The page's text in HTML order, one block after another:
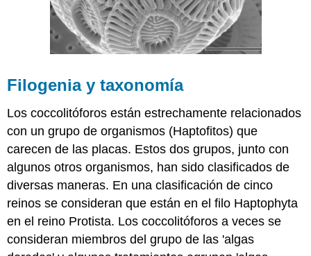
Filogenia y taxonomía
Los coccolitóforos están estrechamente relacionados
con un grupo de organismos (Haptofitos) que
carecen de las placas. Estos dos grupos, junto con
algunos otros organismos, han sido clasificados de
diversas maneras. En una clasificación de cinco
reinos se consideran que están en el filo Haptophyta
en el reino Protista. Los coccolitóforos a veces se
consideran miembros del grupo de las 'algas